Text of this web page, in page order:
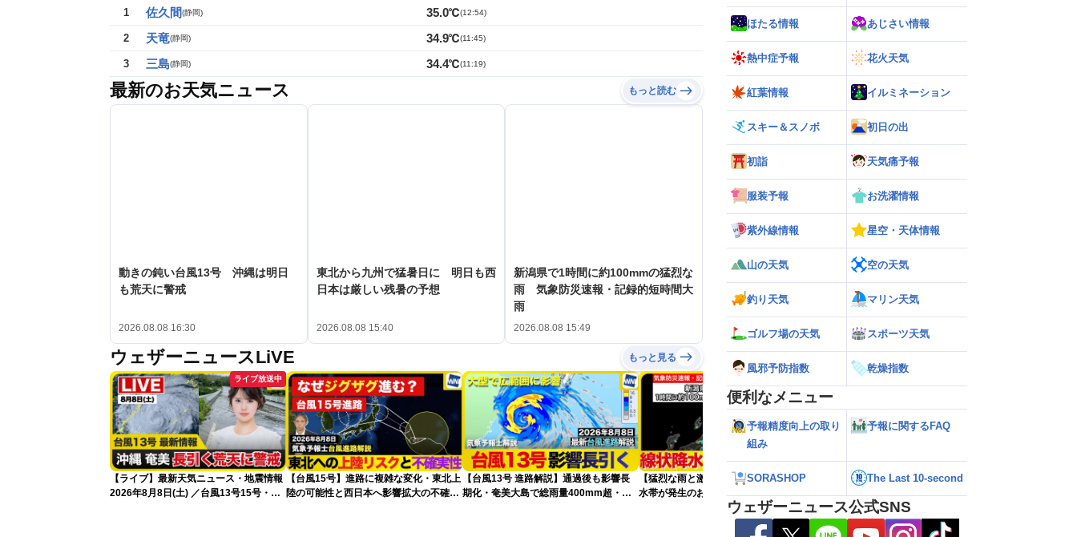
1
佐久間(静岡) 35.0℃(12:54)
2 天竜(静岡) 34.9℃(11:45)
3 三島(静岡) 34.4℃(11:19)
最新のお天気ニュース もっと読む
動きの鈍い台風13号 沖縄は明日
も荒天に警戒
2026.08.08 16:30
東北から九州で猛暑日に 明日も西
日本は厳しい残暑の予想
2026.08.08 15:40
新潟県で1時間に約100mmの猛烈な
雨 気象防災速報・記録的短時間大
雨
2026.08.08 15:49
ウェザーニュースLiVE もっと見る
ライブ放送中
【ライブ】最新天気ニュース・地震情報
2026年8月8日(土) ／台風13号15号・ゲ
【台風15号】進路に複雑な変化・東北上
陸の可能性と西日本へ影響拡大の不確実
【台風13号 進路解説】通過後も影響長
期化・奄美大島で総雨量400mm超・高
【猛烈な雨と激しい雷雨】新潟は線状降
水帯が発生のおそれも＜気象防災速報・
【お盆と台風15号】台風は東北接近のお
ほたる情報 あじさい情報
熱中症予報 花火天気
紅葉情報 イルミネーション
スキー＆スノボ 初日の出
初詣 天気痛予報
服装予報 お洗濯情報
紫外線情報 星空・天体情報
山の天気 空の天気
釣り天気 マリン天気
ゴルフ場の天気 スポーツ天気
風邪予防指数 乾燥指数
便利なメニュー
予報精度向上の取り
組み
予報に関するFAQ
SORASHOP The Last 10-second
ウェザーニュース公式SNS